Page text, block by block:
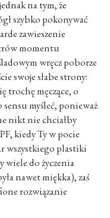
na tym, że
szybko pokonywać
zawieszenie
momentu
wręcz poborze
swoje słabe strony:
trochę męczące, o
myśleć, ponieważ
nikt nie chciałby
kiedy Ty w pocie
wszystkiego plastiki
wiele do życzenia
nawet miękka), zaś
rozwiązanie